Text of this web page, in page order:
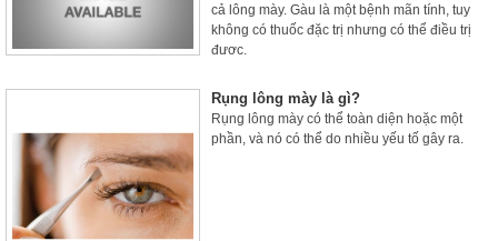
cả lông mày. Gàu là một bệnh mãn tính, tuy
không có thuốc đặc trị nhưng có thể điều trị
được.
Rụng lông mày là gì?
Rụng lông mày có thể toàn diện hoặc một
phần, và nó có thể do nhiều yếu tố gây ra.